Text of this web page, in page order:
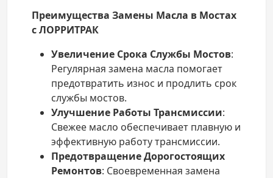
Преимущества Замены Масла в Мостах
с ЛОРРИТРАК
Увеличение Срока Службы Мостов:
Регулярная замена масла помогает
предотвратить износ и продлить срок
службы мостов.
Улучшение Работы Трансмиссии:
Свежее масло обеспечивает плавную и
эффективную работу трансмиссии.
Предотвращение Дорогостоящих
Ремонтов: Своевременная замена